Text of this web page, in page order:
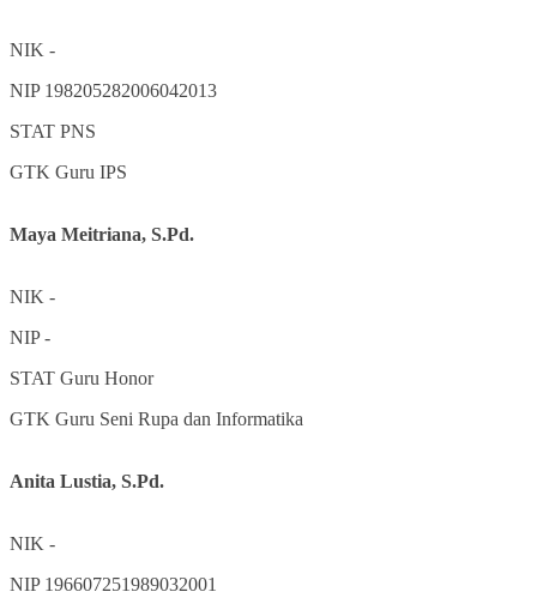
NIK -
NIP 198205282006042013
STAT PNS
GTK Guru IPS
Maya Meitriana, S.Pd.
NIK -
NIP-
STAT Guru Honor
GTK Guru Seni Rupa dan Informatika
Anita Lustia, S.Pd.
NIK -
NIP 196607251989032001